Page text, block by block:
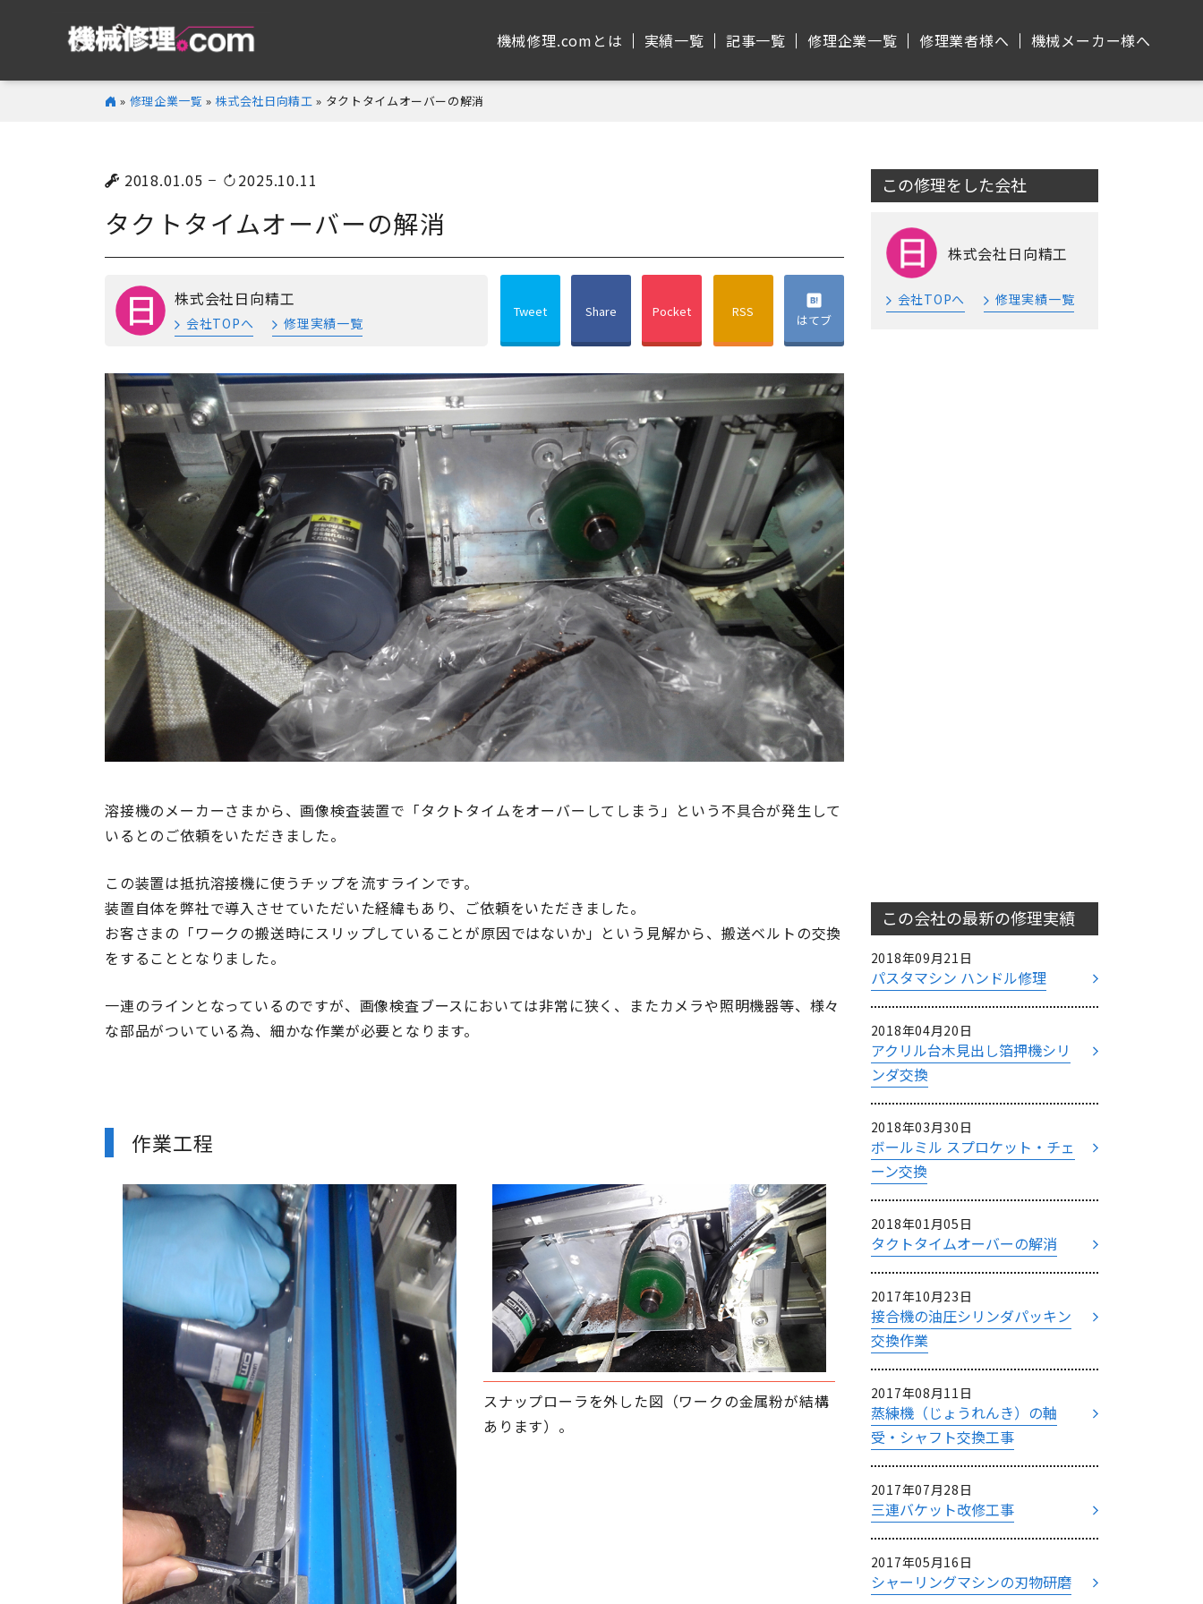
機械修理.comとは 実績⼀覧 記事⼀覧 修理企業⼀覧 修理業者様へ 機械メーカー様へ
» 修理企業一覧 » 株式会社日向精工 » タクトタイムオーバーの解消
2018.01.05 2025.10.11
タクトタイムオーバーの解消
株式会社日向精工
会社TOPへ 修理実績一覧
Tweet Share Pocket RSS はてブ
溶接機のメーカーさまから、画像検査装置で「タクトタイムをオーバーしてしまう」という不具合が発生して
いるとのご依頼をいただきました。
この装置は抵抗溶接機に使うチップを流すラインです。
装置自体を弊社で導入させていただいた経緯もあり、ご依頼をいただきました。
お客さまの「ワークの搬送時にスリップしていることが原因ではないか」という見解から、搬送ベルトの交換
をすることとなりました。
一連のラインとなっているのですが、画像検査ブースにおいては非常に狭く、またカメラや照明機器等、様々
な部品がついている為、細かな作業が必要となります。
作業工程
スナップローラを外した図（ワークの金属粉が結構
あります）。
この修理をした会社
株式会社日向精工
会社TOPへ 修理実績一覧
この会社の最新の修理実績
2018年09月21日
パスタマシン ハンドル修理
2018年04月20日
アクリル台木見出し箔押機シリ
ンダ交換
2018年03月30日
ボールミル スプロケット・チェ
ーン交換
2018年01月05日
タクトタイムオーバーの解消
2017年10月23日
接合機の油圧シリンダパッキン
交換作業
2017年08月11日
蒸練機（じょうれんき）の軸
受・シャフト交換工事
2017年07月28日
三連バケット改修工事
2017年05月16日
シャーリングマシンの刃物研磨